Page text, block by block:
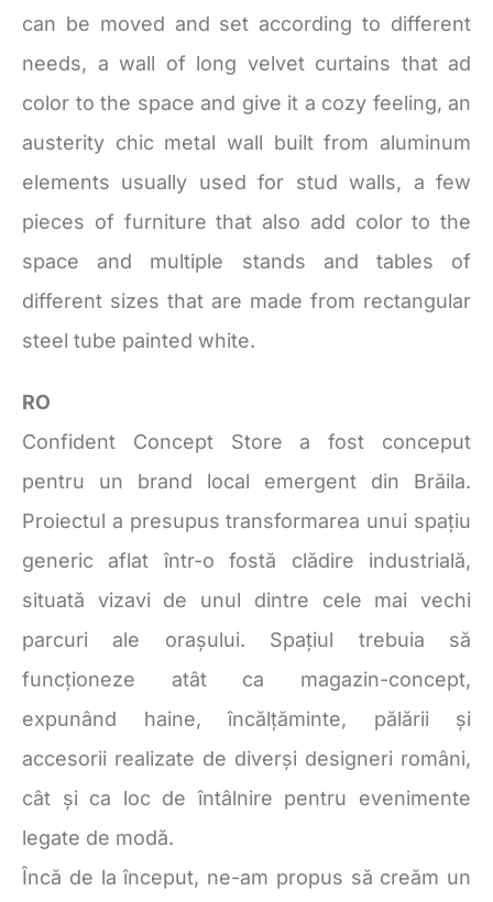
can be moved and set according to different
needs, a wall of long velvet curtains that ad
color to the space and give it a cozy feeling, an
austerity chic metal wall built from aluminum
elements usually used for stud walls, a few
pieces of furniture that also add color to the
space and multiple stands and tables of
different sizes that are made from rectangular
steel tube painted white.
RO
Confident Concept Store a fost conceput
pentru un brand local emergent din Brăila.
Proiectul a presupus transformarea unui spațiu
generic aflat într-o fostă clădire industrială,
situată vizavi de unul dintre cele mai vechi
parcuri ale orașului. Spațiul trebuia să
funcționeze atât ca magazin-concept,
expunând haine, încălțăminte, pălării și
accesorii realizate de diverși designeri români,
cât și ca loc de întâlnire pentru evenimente
legate de modă.
Încă de la început, ne-am propus să creăm un